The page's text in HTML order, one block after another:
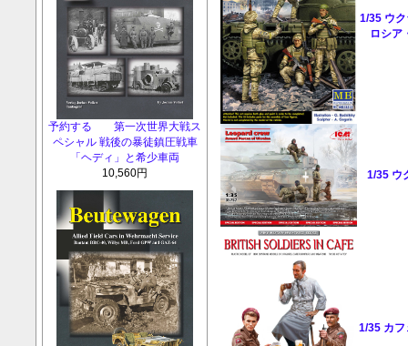
予約する 第一次世界大戦ス
ペシャル 戦後の暴徒鎮圧戦車
「ヘディ」と希少車両
10,560円
1/35 ウ
ロシア
1/35 ウ
1/35 カフ